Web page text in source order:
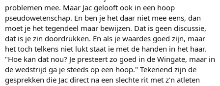
problemen mee. Maar Jac gelooft ook in een hoop
pseudowetenschap. En ben je het daar niet mee eens, dan
moet je het tegendeel maar bewijzen. Dat is geen discussie,
dat is je zin doordrukken. En als je waardes goed zijn, maar
het toch telkens niet lukt staat ie met de handen in het haar.
"Hoe kan dat nou? Je presteert zo goed in de Wingate, maar in
de wedstrijd ga je steeds op een hoop." Tekenend zijn de
gesprekken die Jac direct na een slechte rit met z'n atleten